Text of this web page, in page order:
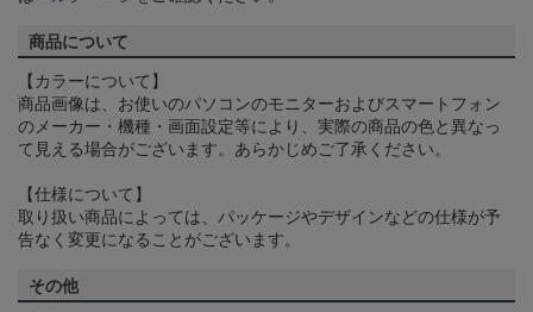
商品について
【カラーについて】
商品画像は、お使いのパソコンのモニターおよびスマートフォン
のメーカー・機種・画面設定等により、実際の商品の色と異なっ
て見える場合がございます。あらかじめご了承ください。
【仕様について】
取り扱い商品によっては、パッケージやデザインなどの仕様が予
告なく変更になることがございます。
その他